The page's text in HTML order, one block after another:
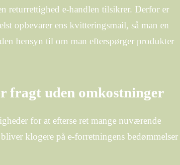
returrettighed e-handlen tilsikrer. Derfor er
opbevarer ens kvitteringsmail, så man en
hensyn til om man efterspørger produkter
fragt uden omkostninger
for at efterse ret mange nuværende
klogere på e-forretningens bedømmelser